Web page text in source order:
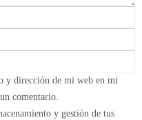
y dirección de mi web en mi
comentario.
y gestión de tus